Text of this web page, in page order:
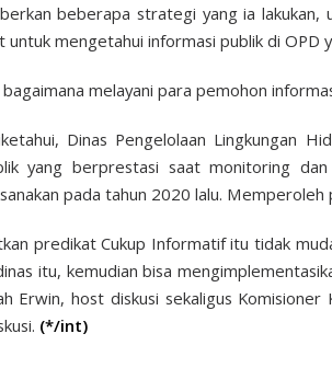
beberapa strategi yang ia lakukan,
untuk mengetahui informasi publik di OPD
melayani para pemohon
Dinas Pengelolaan Lingkungan
yang berprestasi saat monitoring dan
pada tahun 2020 lalu.
predikat Cukup Informatif itu tidak
itu, kemudian bisa
Erwin, host diskusi sekaligus Komisioner
(*/int)